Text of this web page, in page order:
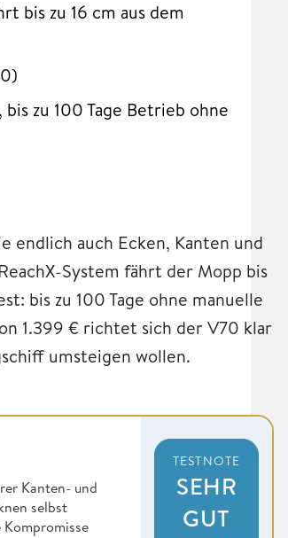
bis zu 16 cm aus dem
zu 100 Tage Betrieb ohne
endlich auch Ecken, Kanten und
System fährt der Mopp bis
bis zu 100 Tage ohne manuelle
1.399 € richtet sich der V70 klar
umsteigen wollen.
Kanten- und
selbst
TESTNOTE
SEHR
GUT